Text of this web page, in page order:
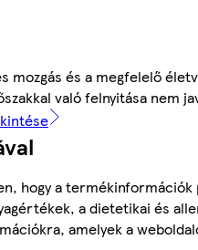
mozgás és a megfelelő
való felnyitása nem
hogy a
a dietetikai és
amelyek a